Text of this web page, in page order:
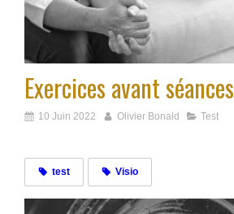
Exercices avant séances
10 Juin 2022 Olivier Bonald Test
test Visio